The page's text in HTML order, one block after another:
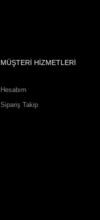
MÜŞTERİ HİZMETLERİ
Hesabım
Sipariş Takip